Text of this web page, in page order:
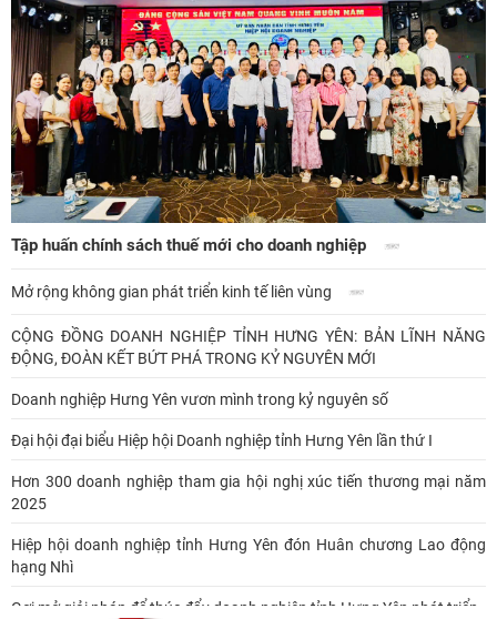
Tập huấn chính sách thuế mới cho doanh nghiệp
Mở rộng không gian phát triển kinh tế liên vùng
CỘNG ĐỒNG DOANH NGHIỆP TỈNH HƯNG YÊN: BẢN LĨNH NĂNG
ĐỘNG, ĐOÀN KẾT BỨT PHÁ TRONG KỶ NGUYÊN MỚI
Doanh nghiệp Hưng Yên vươn mình trong kỷ nguyên số
Đại hội đại biểu Hiệp hội Doanh nghiệp tỉnh Hưng Yên lần thứ I
Hơn 300 doanh nghiệp tham gia hội nghị xúc tiến thương mại năm
2025
Hiệp hội doanh nghiệp tỉnh Hưng Yên đón Huân chương Lao động
hạng Nhì
Gợi mở giải pháp để thúc đẩy doanh nghiệp tỉnh Hưng Yên phát triển